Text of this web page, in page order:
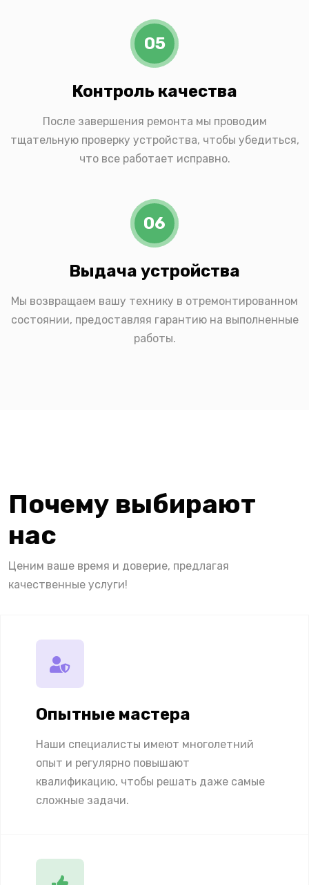
05
Контроль качества
После завершения ремонта мы проводим
тщательную проверку устройства, чтобы убедиться,
что все работает исправно.
06
Выдача устройства
Мы возвращаем вашу технику в отремонтированном
состоянии, предоставляя гарантию на выполненные
работы.
Почему выбирают
нас
Ценим ваше время и доверие, предлагая
качественные услуги!
Опытные мастера
Наши специалисты имеют многолетний
опыт и регулярно повышают
квалификацию, чтобы решать даже самые
сложные задачи.